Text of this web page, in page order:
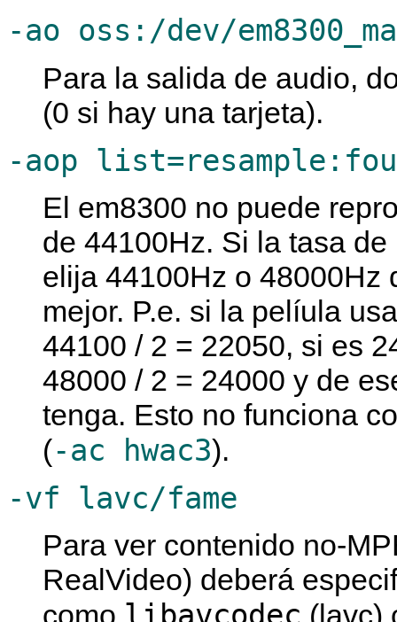
-ao oss:/dev/
Para la salida de audio,
(0 si hay una tarjeta).
-aop
El em8300 no puede
de 44100Hz. Si la tasa
elija 44100Hz o 48000Hz
mejor. P.e. si la pelíula
44100 / 2 = 22050, si es
48000 / 2 = 24000 y de
tenga. Esto no funciona
(-ac hwac3).
-vf lavc/fame
Para ver contenido no-
RealVideo) deberá
como libavcodec (lavc)